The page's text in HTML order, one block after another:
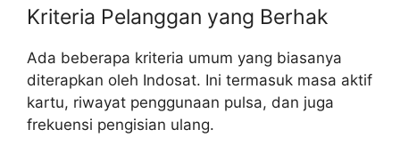
Kriteria Pelanggan yang Berhak
Ada beberapa kriteria umum yang biasanya
diterapkan oleh Indosat. Ini termasuk masa aktif
kartu, riwayat penggunaan pulsa, dan juga
frekuensi pengisian ulang.